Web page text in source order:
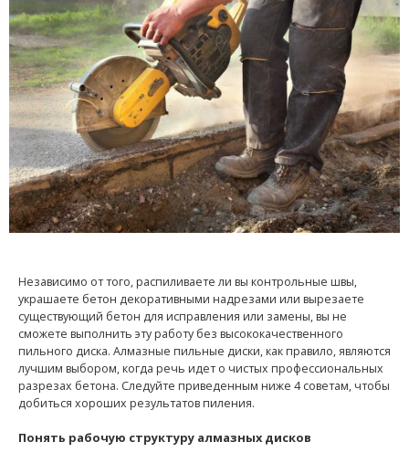
Независимо от того, распиливаете ли вы контрольные швы,
украшаете бетон декоративными надрезами или вырезаете
существующий бетон для исправления или замены, вы не
сможете выполнить эту работу без высококачественного
пильного диска. Алмазные пильные диски, как правило, являются
лучшим выбором, когда речь идет о чистых профессиональных
разрезах бетона. Следуйте приведенным ниже 4 советам, чтобы
добиться хороших результатов пиления.
Понять рабочую структуру алмазных дисков